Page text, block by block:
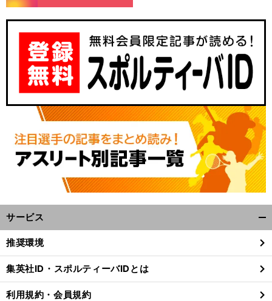
サービス
閉
る
推奨環境
集英社ID・スポルティーバIDとは
利用規約・会員規約